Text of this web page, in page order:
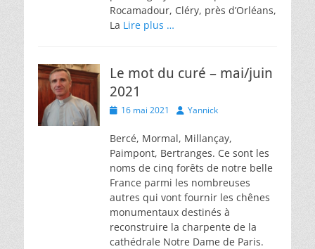
Rocamadour, Cléry, près d’Orléans,
La Lire plus …
Le mot du curé – mai/juin
2021
Posted16 mai 2021 Author
Yannick
Bercé, Mormal, Millançay,
Paimpont, Bertranges. Ce sont les
noms de cinq forêts de notre belle
France parmi les nombreuses
autres qui vont fournir les chênes
monumentaux destinés à
reconstruire la charpente de la
cathédrale Notre Dame de Paris.